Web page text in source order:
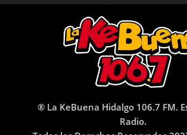
® La KeBuena Hidalgo 106.7 FM.
Radio.